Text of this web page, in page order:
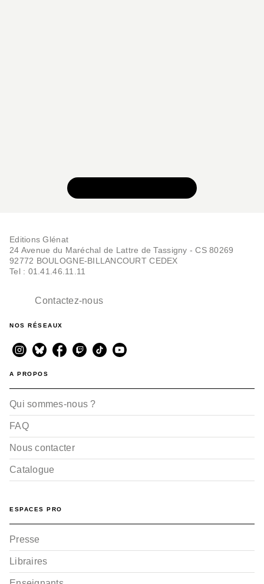
Ballad Opera - Tome 04
Editions Glénat
24 Avenue du Maréchal de Lattre de Tassigny - CS 80269
92772 BOULOGNE-BILLANCOURT CEDEX
Tel : 01.41.46.11.11
Contactez-nous
NOS RÉSEAUX
A PROPOS
Qui sommes-nous ?
FAQ
Nous contacter
Catalogue
ESPACES PRO
Presse
Libraires